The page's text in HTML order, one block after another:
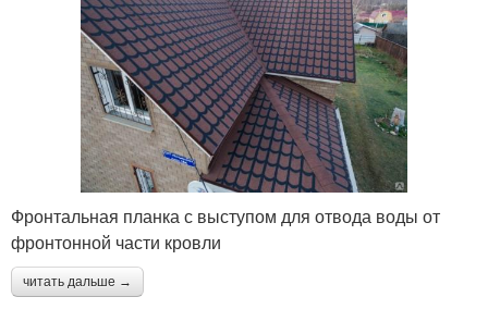
Фронтальная планка с выступом для отвода воды от
фронтонной части кровли
читать дальше →